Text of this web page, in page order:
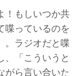
！もしいつか共
喋っているのを
。ラジオだと喋
、「こういうと
がら言い合いた